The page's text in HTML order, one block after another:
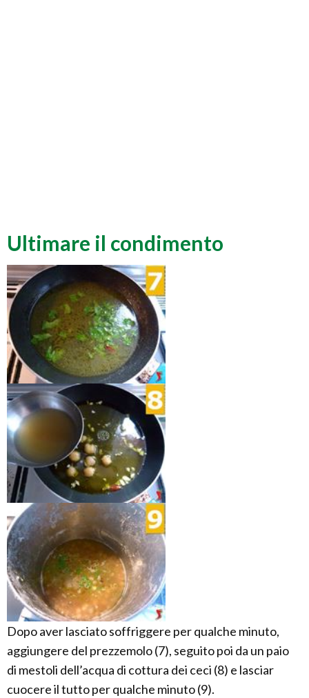
Ultimare il condimento
Dopo aver lasciato soffriggere per qualche minuto,
aggiungere del prezzemolo (7), seguito poi da un paio
di mestoli dell’acqua di cottura dei ceci (8) e lasciar
cuocere il tutto per qualche minuto (9).